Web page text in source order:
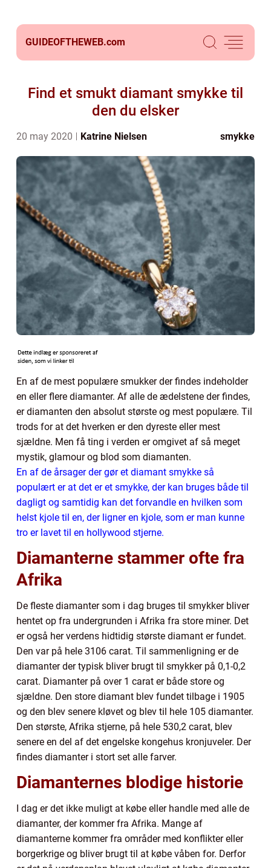
GUIDEOFTHEWEB.com
Find et smukt diamant smykke til
den du elsker
20 may 2020 Katrine Nielsen smykke
En af de mest populære smukker der findes indeholder
en eller flere diamanter. Af alle de ædelstene der findes,
er diamanten den absolut største og mest populære. Til
trods for at det hverken er den dyreste eller mest
sjældne. Men få ting i verden er omgivet af så meget
mystik, glamour og blod som diamanten.
En af de årsager der gør et diamant smykke så
populært er at det er et smykke, der kan bruges både til
dagligt og samtidig kan det forvandle en hvilken som
helst kjole til en, der ligner en kjole, som er man kunne
tro er lavet til en hollywood stjerne.
Diamanterne stammer ofte fra
Afrika
De fleste diamanter som i dag bruges til smykker bliver
hentet op fra undergrunden i Afrika fra store miner. Det
er også her verdens hidtidig største diamant er fundet.
Den var på hele 3106 carat. Til sammenligning er de
diamanter der typisk bliver brugt til smykker på 0,1-0,2
carat. Diamanter på over 1 carat er både store og
sjældne. Den store diamant blev fundet tilbage i 1905
og den blev senere kløvet og blev til hele 105 diamanter.
Den største, Afrika stjerne, på hele 530,2 carat, blev
senere en del af det engelske kongehus kronjuveler. Der
findes diamanter i stort set alle farver.
Diamanternes blodige historie
I dag er det ikke muligt at købe eller handle med alle de
diamanter, der kommer fra Afrika. Mange af
diamanterne kommer fra områder med konflikter eller
borgerkrige og bliver brugt til at købe våben for. Derfor